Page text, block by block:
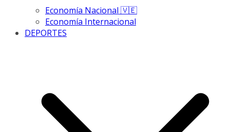
Economía Nacional 🇻🇪
Economía Internacional
DEPORTES